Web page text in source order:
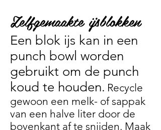
Zelfgemaakte ijsblokken
Een blok ijs kan in een
punch bowl worden
gebruikt om de punch
koud te houden. Recycle
gewoon een melk- of sappak
van een halve liter door de
bovenkant af te snijden. Maak